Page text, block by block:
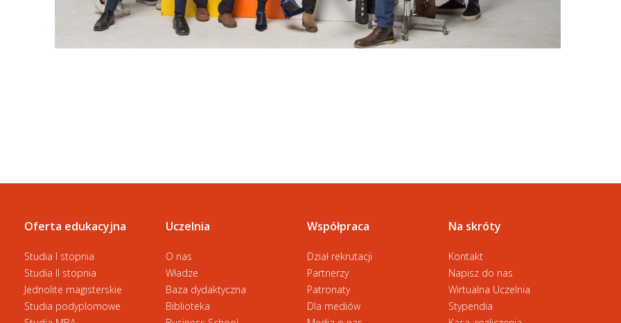
Oferta edukacyjna
Studia I stopnia
Studia II stopnia
Jednolite magisterskie
Studia podyplomowe
Uczelnia
O nas
Władze
Baza dydaktyczna
Biblioteka
Współpraca
Dział rekrutacji
Partnerzy
Patronaty
Dla mediów
Na skróty
Kontakt
Napisz do nas
Wirtualna Uczelnia
Stypendia